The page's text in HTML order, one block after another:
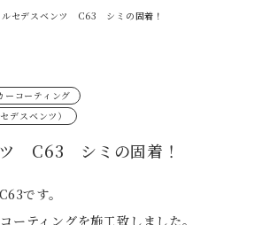
ルセデスベンツ C63 シミの固着！
ーコーティング
スベンツ）
ツ C63 シミの固着！
です。
ーティングを施工致しました。